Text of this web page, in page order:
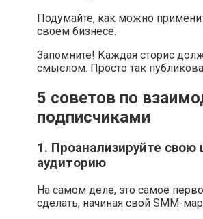
Подумайте, как можно
своем бизнесе.
Запомните! Каждая сторис
смыслом. Просто так
5 советов по
подписчиками
1. Проанализируйте свою
аудиторию
На самом деле, это самое
сделать, начиная свой SMM-